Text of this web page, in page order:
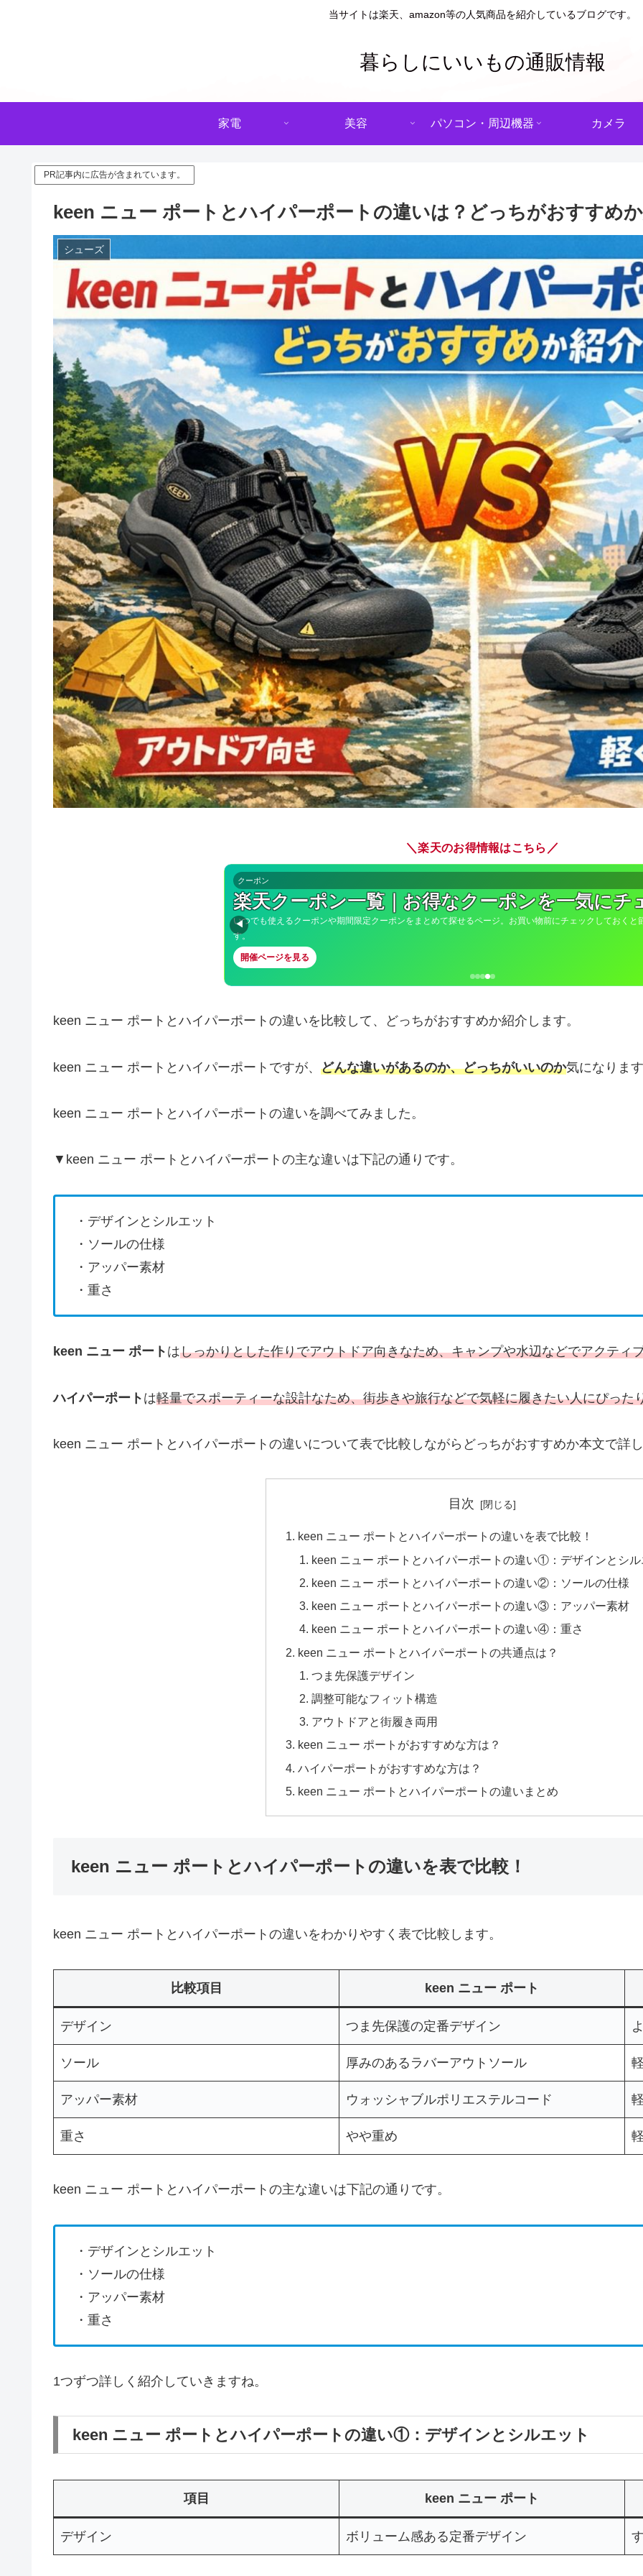
当サイトは楽天、amazon等の人気商品を紹介しているブログです。
暮らしにいいもの通販情報
家電 美容 パソコン・周辺機器 カメラ
PR記事内に広告が含まれています。
keen ニュー ポートとハイパーポートの違いは？どっちがおすすめ
シューズ
＼楽天のお得情報はこちら ／
クーポン
楽天クーポン一覧｜お得なクーポンを一気にチ
いつでも使えるクーポンや期間限定クーポンをまとめて探せるページ。お買い物前にチェックしておくと
す。
開催ページを見る
◀
keen ニュー ポートとハイパーポートの違いを比較して、どっちがおすすめか紹介します。
keen ニュー ポートとハイパーポートですが、 どんな違いがあるのか、どっちがいいのか気になりま
keen ニュー ポートとハイパーポートの違いを調べてみました。
▼keen ニュー ポートとハイパーポートの主な違いは下記の通りです。
・デザインとシルエット
・ソールの仕様
・アッパー素材
・重さ
keen ニュー ポート はしっかりとした作りでアウトドア向きなため、キャンプや水辺などでアクティ
ハイパーポート は軽量でスポーティーな設計なため、街歩きや旅行などで気軽に履きたい人にぴった
keen ニュー ポートとハイパーポートの違いについて表で比較しながらどっちがおすすめか本文で詳
目次
keen ニュー ポートとハイパーポートの違いを表で比較！
keen ニュー ポートとハイパーポートの違い①：デザインとシ
keen ニュー ポートとハイパーポートの違い②：ソールの仕様
keen ニュー ポートとハイパーポートの違い③：アッパー素材
keen ニュー ポートとハイパーポートの違い④：重さ
keen ニュー ポートとハイパーポートの共通点は？
つま先保護デザイン
調整可能なフィット構造
アウトドアと街履き両用
keen ニュー ポートがおすすめな方は？
ハイパーポートがおすすめな方は？
keen ニュー ポートとハイパーポートの違いまとめ
keen ニュー ポートとハイパーポートの違いを表で比較！
keen ニュー ポートとハイパーポートの違いをわかりやすく表で比較します。
比較項目 keen ニュー ポート
デザイン つま先保護の定番デザイン
ソール 厚みのあるラバーアウトソール
アッパー素材 ウォッシャブルポリエステルコード
重さ やや重め
keen ニュー ポートとハイパーポートの主な違いは下記の通りです。
・デザインとシルエット
・ソールの仕様
・アッパー素材
・重さ
1つずつ詳しく紹介していきますね。
keen ニュー ポートとハイパーポートの違い①：デザインとシルエット
項目 keen ニュー ポート
デザイン ボリューム感ある定番デザイン